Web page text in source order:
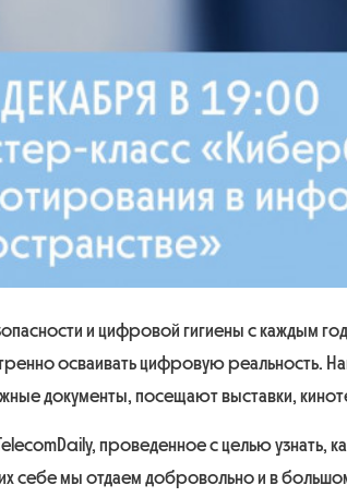
и цифровой гигиены с каждым
осваивать цифровую реальность.
документы, посещают выставки,
проведенное с целью узнать,
себе мы отдаем добровольно и в